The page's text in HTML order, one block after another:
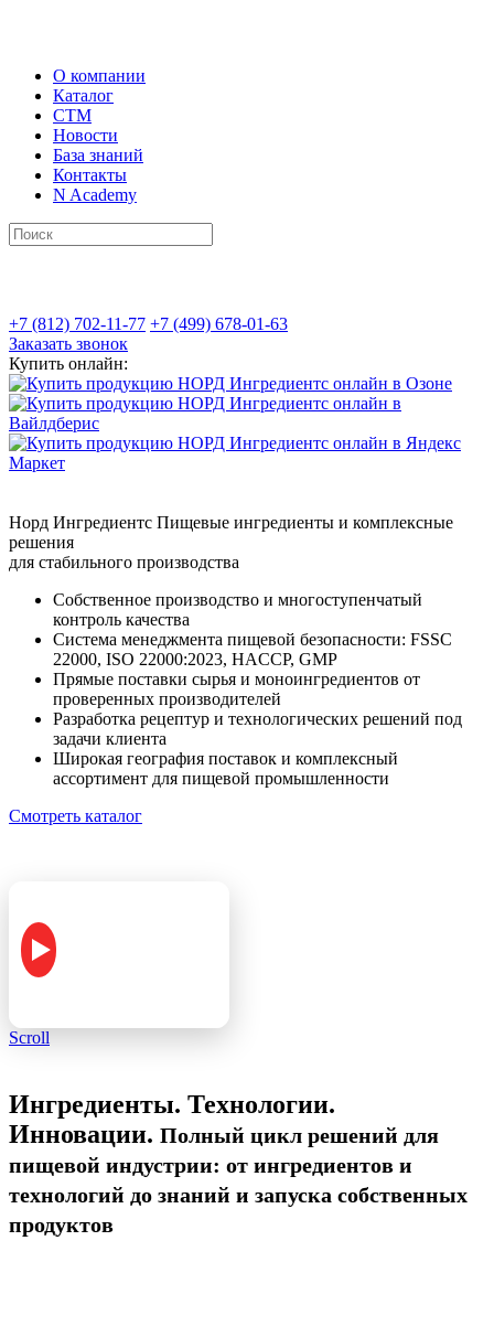
О компании
Каталог
СТМ
Новости
База знаний
Контакты
N Academy
+7 (812) 702-11-77 +7 (499) 678-01-63
Заказать звонок
Купить онлайн:
Норд Ингредиентс Пищевые ингредиенты и комплексные
решения
для стабильного производства
Собственное производство и многоступенчатый
контроль качества
Система менеджмента пищевой безопасности: FSSC
22000, ISO 22000:2023, HACCP, GMP
Прямые поставки сырья и моноингредиентов от
проверенных производителей
Разработка рецептур и технологических решений под
задачи клиента
Широкая география поставок и комплексный
ассортимент для пищевой промышленности
Смотреть каталог
Scroll
Ингредиенты. Технологии.
Инновации. Полный цикл решений для
пищевой индустрии: от ингредиентов и
технологий до знаний и запуска собственных
продуктов